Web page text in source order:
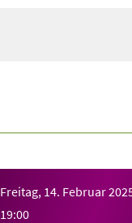
Freitag, 14. Februar
19:00